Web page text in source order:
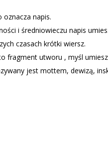
oznacza napis.
i średniowieczu napis
czasach krótki wiersz.
fragment utworu , myśl
jest mottem, dewizą,